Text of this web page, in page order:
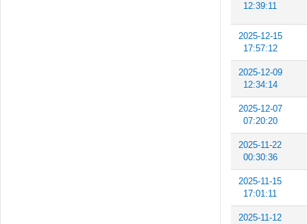
12:39:11
2025-12-15
17:57:12
2025-12-09
12:34:14
2025-12-07
07:20:20
2025-11-22
00:30:36
2025-11-15
17:01:11
2025-11-12